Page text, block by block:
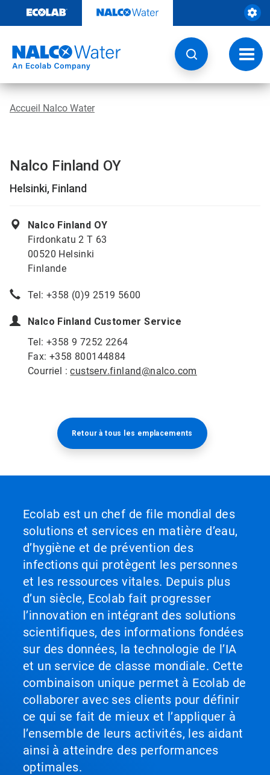
contenu​​​​​​​
à
Accueil Nalco Water
Nalco Finland OY
Helsinki, Finland
Nalco Finland OY
Firdonkatu 2 T 63
00520 Helsinki
Finlande
Tel: +358 (0)9 2519 5600
Nalco Finland Customer Service
Tel: +358 9 7252 2264
Fax: +358 800144884
Courriel :custserv.finland@nalco.com
Retour à tous les emplacements​​​​​​​
Ecolab est un chef de file mondial des
solutions et services en matière d’eau,
d’hygiène et de prévention des
infections qui protègent les personnes
et les ressources vitales. Depuis plus
d’un siècle, Ecolab fait progresser
l’innovation en intégrant des solutions
scientifiques, des informations fondées
sur des données, la technologie de l’IA
et un service de classe mondiale. Cette
combinaison unique permet à Ecolab de
collaborer avec ses clients pour définir
ce qui se fait de mieux et l’appliquer à
l’ensemble de leurs activités, les aidant
ainsi à atteindre des performances
optimales.